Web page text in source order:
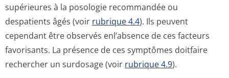
supérieures à la posologie recommandée ou
despatients âgés (voir rubrique 4.4). Ils peuvent
cependant être observés enl’absence de ces facteurs
favorisants. La présence de ces symptômes doitfaire
rechercher un surdosage (voir rubrique 4.9).